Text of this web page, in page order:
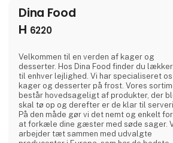
Dina Food
H 6220
Velkommen til en verden af kager og
desserter. Hos Dina Food finder du
til enhver lejlighed. Vi har specialiseret os
kager og desserter på frost. Vores
består hovedsageligt af produkter, der
skal tø op og derefter er de klar til
På den måde gør vi det nemt og enkelt
at forkæle dine gæster med søde sager.
arbejder tæt sammen med udvalgte